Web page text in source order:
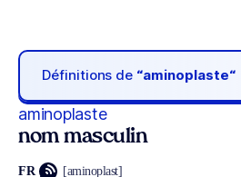
Définitions de “aminoplaste“
aminoplaste
nom masculin
FR [aminoplast]